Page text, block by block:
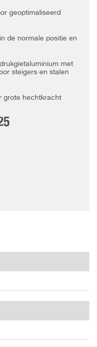
geoptimaliseerd
de normale positie en
met
steigers en stalen
grote hechtkracht